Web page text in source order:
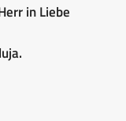
in Liebe